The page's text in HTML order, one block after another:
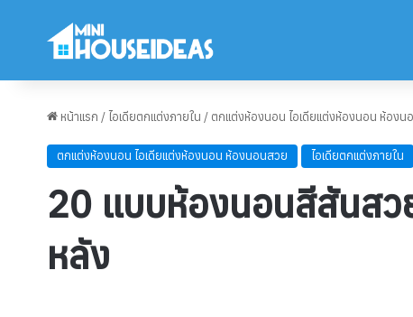
หน้าแรก / ไอเดียตกแต่งภายใน / ตกแต่งห้องนอน ไอเดียแต่งห้องนอน ห้องน
ตกแต่งห้องนอน ไอเดียแต่งห้องนอน ห้องนอนสวย ไอเดียตกแต่งภายใน
20 แบบห้องนอนสีสันสว
หลัง